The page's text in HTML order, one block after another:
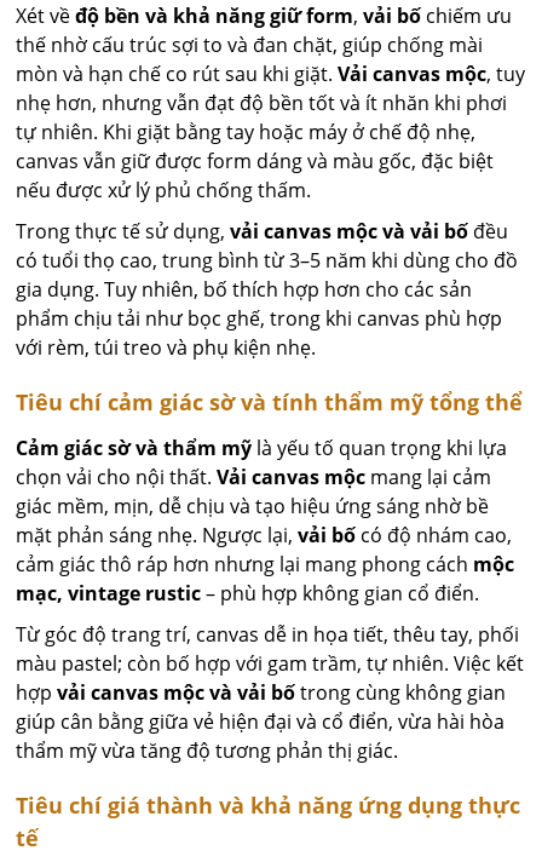
Xét vềđộ bền và khả năng giữ form,vải bố chiếm ưu
thế nhờ cấu trúc sợi to và đan chặt, giúp chống mài
mòn và hạn chế co rút sau khi giặt.Vải canvas mộc, tuy
nhẹ hơn, nhưng vẫn đạt độ bền tốt và ít nhăn khi phơi
tự nhiên. Khi giặt bằng tay hoặc máy ở chế độ nhẹ,
canvas vẫn giữ được form dáng và màu gốc, đặc biệt
nếu được xử lý phủ chống thấm.
Trong thực tế sử dụng,vải canvas mộc và vải bố đều
có tuổi thọ cao, trung bình từ 3–5 năm khi dùng cho đồ
gia dụng. Tuy nhiên, bố thích hợp hơn cho các sản
phẩm chịu tải như bọc ghế, trong khi canvas phù hợp
với rèm, túi treo và phụ kiện nhẹ.
Tiêu chí cảm giác sờ và tính thẩm mỹ tổng thể
Cảm giác sờ và thẩm mỹ là yếu tố quan trọng khi lựa
chọn vải cho nội thất.Vải canvas mộc mang lại cảm
giác mềm, mịn, dễ chịu và tạo hiệu ứng sáng nhờ bề
mặt phản sáng nhẹ. Ngược lại,vải bố có độ nhám cao,
cảm giác thô ráp hơn nhưng lại mang phong cách mộc
mạc, vintage rustic– phù hợp không gian cổ điển.
Từ góc độ trang trí, canvas dễ in họa tiết, thêu tay, phối
màu pastel; còn bố hợp với gam trầm, tự nhiên. Việc kết
hợpvải canvas mộc và vải bốtrong cùng không gian
giúp cân bằng giữa vẻ hiện đại và cổ điển, vừa hài hòa
thẩm mỹ vừa tăng độ tương phản thị giác.
Tiêu chí giá thành và khả năng ứng dụng thực
tế